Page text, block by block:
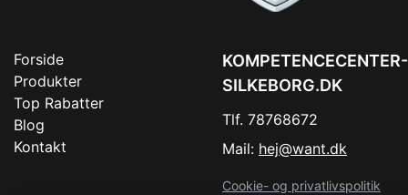
Forside
Produkter
Top Rabatter
Blog
Kontakt
KOMPETENCECENTER-
SILKEBORG.DK
Tlf. 78768672
Mail: hej@want.dk
Cookie- og privatlivspolitik